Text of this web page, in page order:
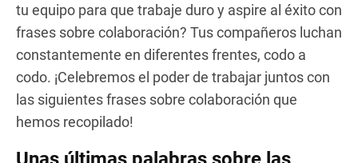
tu equipo para que trabaje duro y aspire al éxito con
frases sobre colaboración? Tus compañeros luchan
constantemente en diferentes frentes, codo a
codo. ¡Celebremos el poder de trabajar juntos con
las siguientes frases sobre colaboración que
hemos recopilado!